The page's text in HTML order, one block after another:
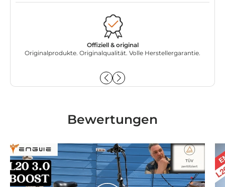
Offiziell & original
Originalprodukte. Originalqualität. Volle Herstellergarantie.
Bewertungen